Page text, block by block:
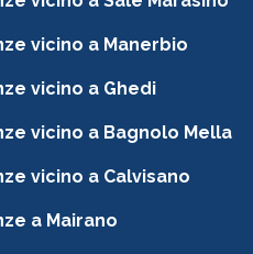
vicino a Manerbio
vicino a Ghedi
vicino a Bagnolo Mella
vicino a Calvisano
a Mairano